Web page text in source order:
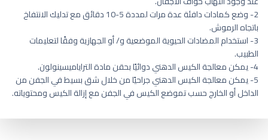
2- وضع كمادات دافئة عدة مرات لمددة 5-10 دقائق مع تدليك الانتفاخ
باتجاه الرموش.
3- استخدام المضادات الحيوية الموضعية و/ أو الجهازية وفقًا لتعليمات
الطبيب.
4- يمكن معالجة الكيس الدهني دوائيًا بحقن مادة التراياميسينولون.
5- يمكن معالجة الكيس الدهني جراحيًا من خلال شق بسيط في الجفن من
الداخل أو الخارج حسب تموضع الكيس في الجفن مع إزالة الكيس ومحتوياته.
علاج ارتخاء عضلة العين